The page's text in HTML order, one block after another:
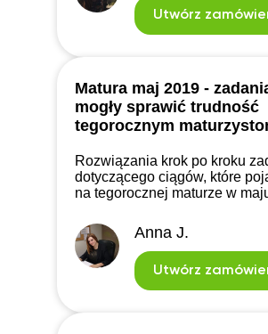
Utwórz
Matura maj 2019 -
mogły sprawić trudność
tegorocznym
Rozwiązania krok po kroku
dotyczącego ciągów, które
na tegorocznej maturze w
Anna J.
Utwórz